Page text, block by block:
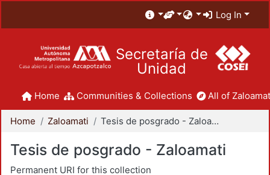
Log In
Secretaría de
Unidad
Home Communities & Collections All of
Home Zaloamati Tesis de posgrado - Zaloamati
Tesis de posgrado - Zaloamati
Permanent URI for this collection